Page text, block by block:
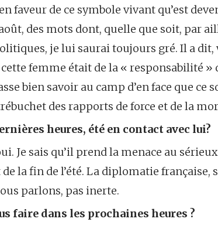
faveur de ce symbole vivant qu’est
des mots dont, quelle que soit, par
je lui saurai toujours gré. Il a dit,
femme était de la « responsabilité »
bien savoir au camp d’en face que ce
des rapports de force et de la
heures, été en contact avec lui?
Je sais qu’il prend la menace au
la fin de l’été. La diplomatie française,
parlons, pas inerte.
faire dans les prochaines heures ?